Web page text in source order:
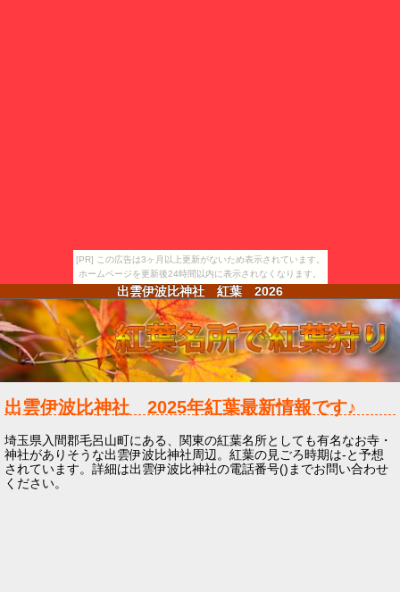
[PR] この広告は3ヶ月以上更新がないため表示されています。
ホームページを更新後24時間以内に表示されなくなります。
出雲伊波比神社 紅葉 2026
出雲伊波比神社 2025年紅葉最新情報です♪
埼玉県入間郡毛呂山町にある、関東の紅葉名所としても有名なお寺・
神社がありそうな出雲伊波比神社周辺。紅葉の見ごろ時期は-と予想
されています。詳細は出雲伊波比神社の電話番号()までお問い合わせ
ください。